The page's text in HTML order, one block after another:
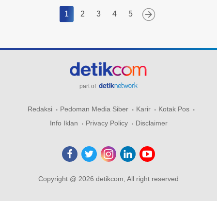
1 2 3 4 5
part of
Redaksi Pedoman Media Siber Karir
Kotak Pos
Info Iklan
Privacy Policy Disclaimer
Copyright @ 2026 detikcom, All right reserved